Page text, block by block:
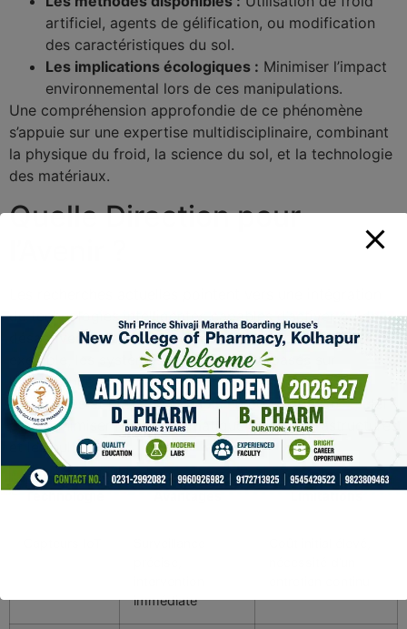
artificiel, agents de gélification, ou modification
des caractéristiques du sol.
Les implications écologiques : Minimiser l’impact
environnemental lors de ces manipulations.
Une compréhension approfondie de ce phénomène
s’appuie sur une expertise multidisciplinaire, combinant
la physique du froid, la science du sol, et la technologie
des matériaux.
Quelle Direction pour
de technologies intelligentes capables d’activer ou de
désactiver le gel selon les besoins du moment. Par
exemple, les systèmes de rétroaction basés sur
l’intelligence artificielle peuvent anticiper les cycles
thermiques et préparer les sols en conséquence — clef
pour minimiser l’impact climatique sur les infrastructures
et les cultures.
Technologie Avantages Limitations
immédiate